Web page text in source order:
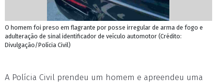
O homem foi preso em flagrante por posse irregular de arma de fogo e
adulteração de sinal identificador de veículo automotor (Crédito:
Divulgação/Polícia Civil)
A Polícia Civil prendeu um homem e apreendeu uma